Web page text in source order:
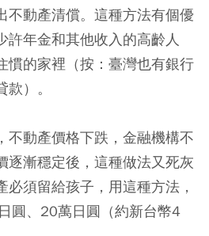
不動產清償。這種方法有個優
許年金和其他收入的高齡人
慣的家裡（按：臺灣也有銀行
）。
不動產價格下跌，金融機構不
逐漸穩定後，這種做法又死灰
必須留給孩子，用這種方法，
圓、20萬日圓（約新台幣4